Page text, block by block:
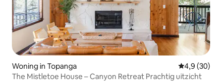
Woning in Topanga Gemiddelde
4,9 (30)
The Mistletoe House – Canyon Retreat Prachtig uitzicht